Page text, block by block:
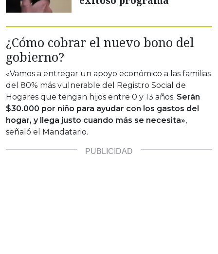
¿Cómo cobrar el nuevo bono del
gobierno?
«Vamos a entregar un apoyo económico a las familias
del 80% más vulnerable del Registro Social de
Hogares que tengan hijos entre 0 y 13 años. Serán
$30.000 por niño para ayudar con los gastos del
hogar, y llega justo cuando más se necesita»,
señaló el Mandatario.